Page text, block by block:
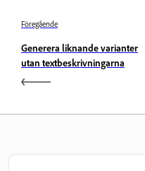
Föregående
Generera liknande varianter
utan textbeskrivningarna